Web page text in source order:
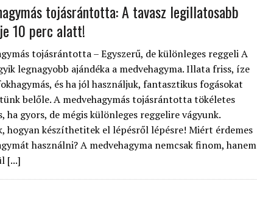
tojásrántotta: A tavasz legillatosabb
10 perc alatt!
tojásrántotta – Egyszerű, de különleges reggeli A
legnagyobb ajándéka a medvehagyma. Illata friss, íze
és ha jól használjuk, fantasztikus fogásokat
belőle. A medvehagymás tojásrántotta tökéletes
ha gyors, de mégis különleges reggelire vágyunk.
hogyan készíthetitek el lépésről lépésre! Miért érdemes
használni? A medvehagyma nemcsak finom, hanem
[...]